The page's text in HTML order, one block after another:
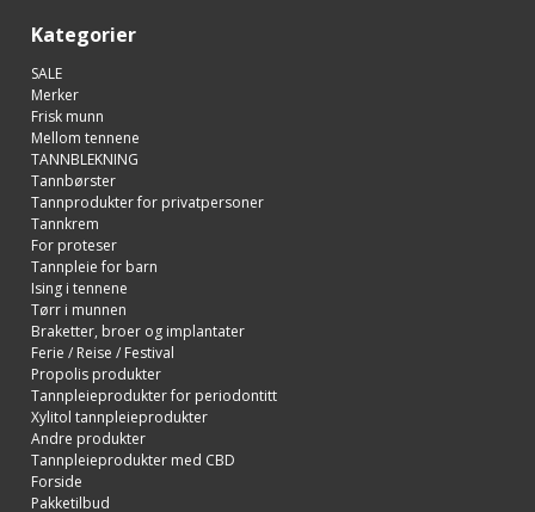
Kategorier
SALE
Merker
Frisk munn
Mellom tennene
TANNBLEKNING
Tannbørster
Tannprodukter for privatpersoner
Tannkrem
For proteser
Tannpleie for barn
Ising i tennene
Tørr i munnen
Braketter, broer og implantater
Ferie / Reise / Festival
Propolis produkter
Tannpleieprodukter for periodontitt
Xylitol tannpleieprodukter
Andre produkter
Tannpleieprodukter med CBD
Forside
Pakketilbud